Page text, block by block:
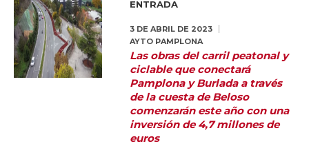
ENTRADA
3 DE ABRIL DE 2023
AYTO PAMPLONA
Las obras del carril peatonal y
ciclable que conectará
Pamplona y Burlada a través
de la cuesta de Beloso
comenzarán este año con una
inversión de 4,7 millones de
euros